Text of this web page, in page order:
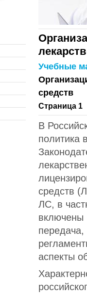
Учебные
средств
Страница 1
В
политика
средств
ЛС, в
включены
аспекты